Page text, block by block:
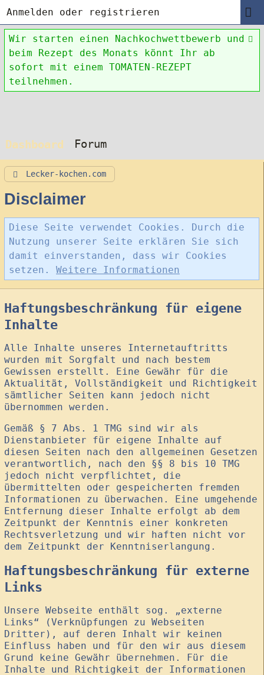
Anmelden oder registrieren
Wir starten einen Nachkochwettbewerb und
beim Rezept des Monats könnt Ihr ab
sofort mit einem TOMATEN-REZEPT
teilnehmen.
Dashboard Forum
Lecker-kochen.com
Disclaimer
Diese Seite verwendet Cookies. Durch die
Nutzung unserer Seite erklären Sie sich
damit einverstanden, dass wir Cookies
setzen. Weitere Informationen
Haftungsbeschränkung für eigene
Inhalte
Alle Inhalte unseres Internetauftritts
wurden mit Sorgfalt und nach bestem
Gewissen erstellt. Eine Gewähr für die
Aktualität, Vollständigkeit und Richtigkeit
sämtlicher Seiten kann jedoch nicht
übernommen werden.
Gemäß § 7 Abs. 1 TMG sind wir als
Dienstanbieter für eigene Inhalte auf
diesen Seiten nach den allgemeinen Gesetzen
verantwortlich, nach den §§ 8 bis 10 TMG
jedoch nicht verpflichtet, die
übermittelten oder gespeicherten fremden
Informationen zu überwachen. Eine umgehende
Entfernung dieser Inhalte erfolgt ab dem
Zeitpunkt der Kenntnis einer konkreten
Rechtsverletzung und wir haften nicht vor
dem Zeitpunkt der Kenntniserlangung.
Haftungsbeschränkung für externe
Links
Unsere Webseite enthält sog. „externe
Links“ (Verknüpfungen zu Webseiten
Dritter), auf deren Inhalt wir keinen
Einfluss haben und für den wir aus diesem
Grund keine Gewähr übernehmen. Für die
Inhalte und Richtigkeit der Informationen